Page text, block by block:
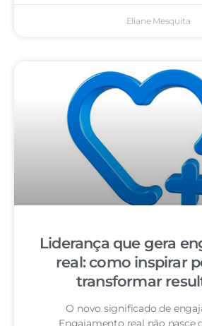
Eliane Mesquita
Liderança que gera
real: como inspirar
transformar
O novo significado de
Engajamento real não nasce